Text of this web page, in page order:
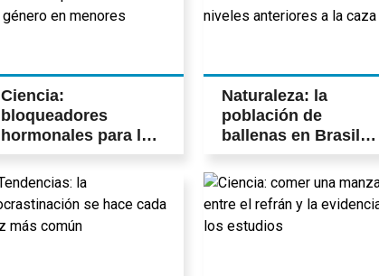
Ciencia:
bloqueadores
hormonales para la
transición de género
en menores
Naturaleza: la
población de
ballenas en Brasil
vuelve a los niveles
anteriores a la caza